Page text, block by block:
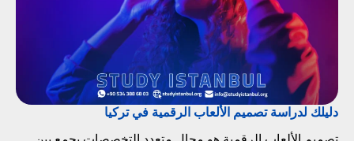
دليلك لدراسة تصميم الألعاب الرقمية في تركيا